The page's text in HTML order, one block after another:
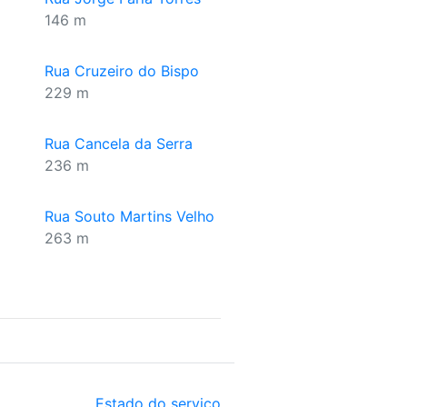
146 m
Rua Cruzeiro do Bispo
229 m
Rua Cancela da Serra
236 m
Rua Souto Martins Velho
263 m
Estado do serviço